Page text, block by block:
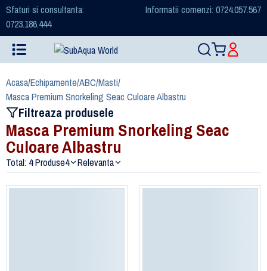
Sfaturi si consultanta:
0723.186.444
Informatii comenzi: 0724.057.567
Acasa/Echipamente/ABC/Masti/
Masca Premium Snorkeling Seac Culoare Albastru
Filtreaza produsele
Masca Premium Snorkeling Seac
Culoare Albastru
Total: 4 Produse4 Relevanta